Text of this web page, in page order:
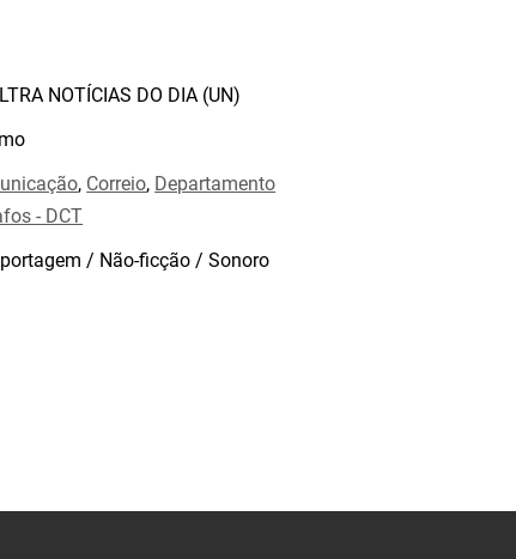
NOTÍCIAS DO DIA (UN)
, Correio, Departamento
- DCT
/ Não-ficção / Sonoro